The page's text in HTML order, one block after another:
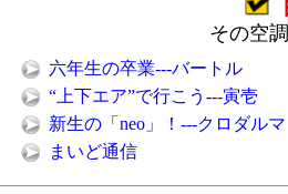
その空
六年生の卒業---バートル
“上下エア”で行こう---寅壱
新生の「neo」！---クロダルマ
まいど通信